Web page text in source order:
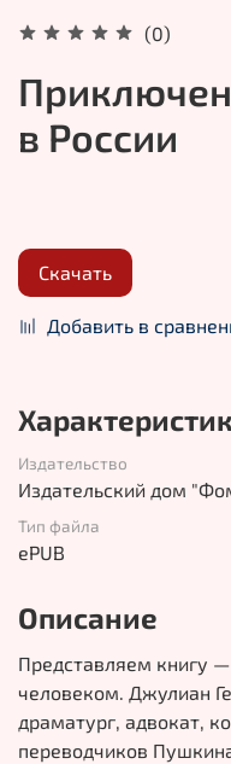
(0)
в России
Скачать
Добавить в
Издательство
Издательский дом
Тип файла
ePUB
Описание
Представляем книгу
человеком. Джулиан
драматург, адвокат,
переводчиков